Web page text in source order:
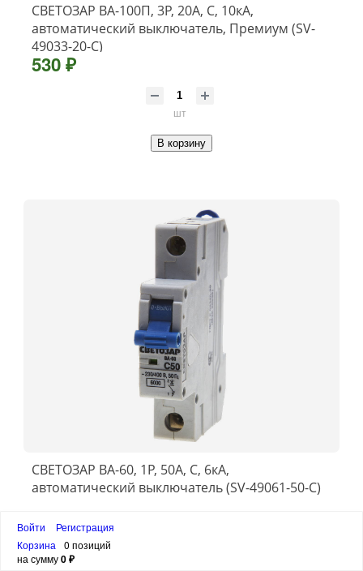
СВЕТОЗАР ВА-100П, 3P, 20А, C, 10кА,
автоматический выключатель, Премиум (SV-
49033-20-C)
530 ₽
шт
В корзину
СВЕТОЗАР ВА-60, 1P, 50А, C, 6кА,
автоматический выключатель (SV-49061-50-C)
68 ₽
Войти
Регистрация
Корзина
0 позиций
на сумму0 ₽